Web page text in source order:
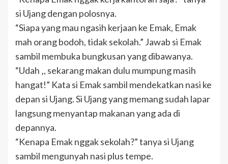
si Ujang dengan polosnya.
“Siapa yang mau ngasih kerjaan ke Emak, Emak
mah orang bodoh, tidak sekolah.” Jawab si Emak
sambil membuka bungkusan yang dibawanya.
“Udah ‚, sekarang makan dulu mumpung masih
hangat!” Kata si Emak sambil mendekatkan nasi ke
depan si Ujang. Si Ujang yang memang sudah lapar
langsung menyantap makanan yang ada di
depannya.
“Kenapa Emak nggak sekolah?” tanya si Ujang
sambil mengunyah nasi plus tempe.